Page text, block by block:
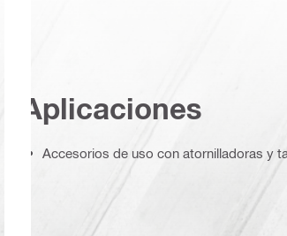
Aplicaciones
Accesorios de uso con atornilladoras y